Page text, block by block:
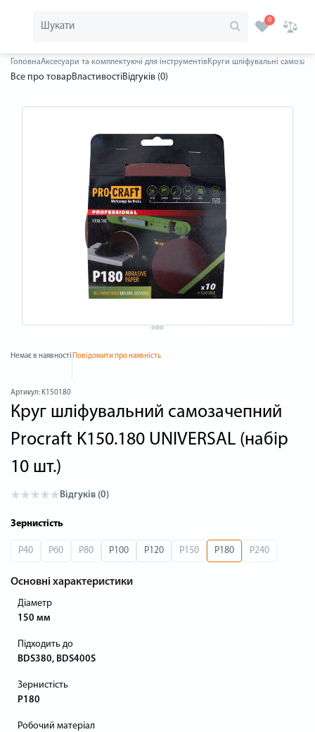
0
ГоловнаАксесуари та комплектуючі для інструментівКруги шліфувальні
Все про товарВластивостіВідгуків (0)
Немає в наявності Повідомити про наявність
Артикул: K150180
Круг шліфувальний самозачепний
Procraft K150.180 UNIVERSAL (набір
10 шт.)
Відгуків (0)
Зернистість
P40 P60 P80 P100 P120 P150 P180 P240
Основні характеристики
Діаметр
150 мм
Підходить до
BDS380, BDS400S
Зернистість
P180
Робочий матеріал